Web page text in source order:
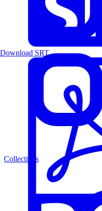
Collections
Download SRT